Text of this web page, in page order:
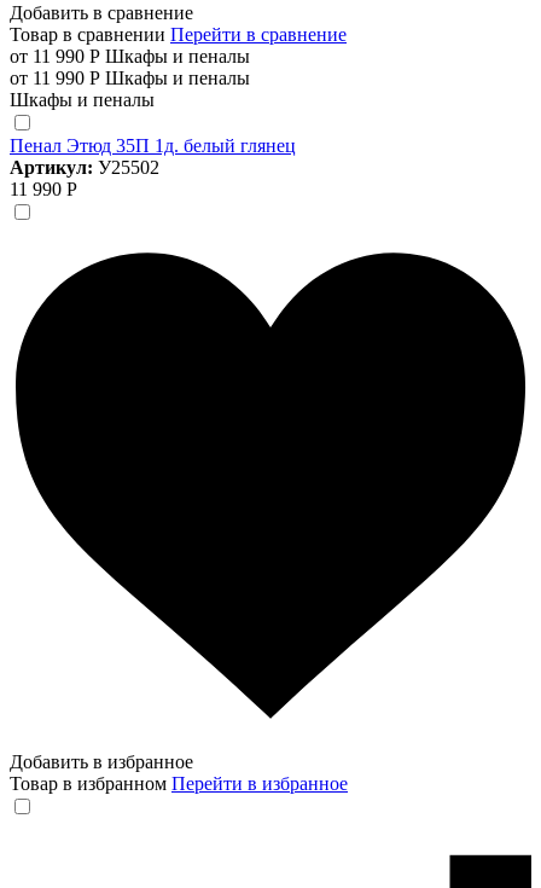
Добавить в сравнение
Товар в сравнении Перейти в сравнение
от 11 990 Р Шкафы и пеналы
от 11 990 Р Шкафы и пеналы
Шкафы и пеналы
Пенал Этюд 35П 1д. белый глянец
Артикул: У25502
11 990 Р
Добавить в избранное
Товар в избранном Перейти в избранное